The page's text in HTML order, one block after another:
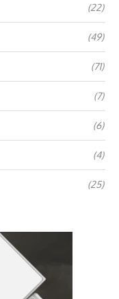
(22)
(49)
(71)
(7)
(6)
(4)
(25)